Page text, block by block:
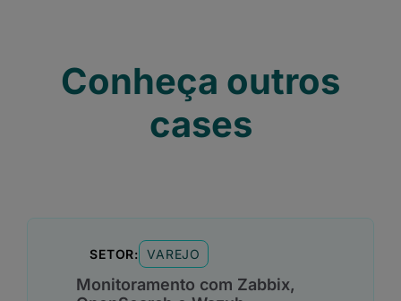
Conheça outros
cases
SETOR: VAREJO
Monitoramento com Zabbix,